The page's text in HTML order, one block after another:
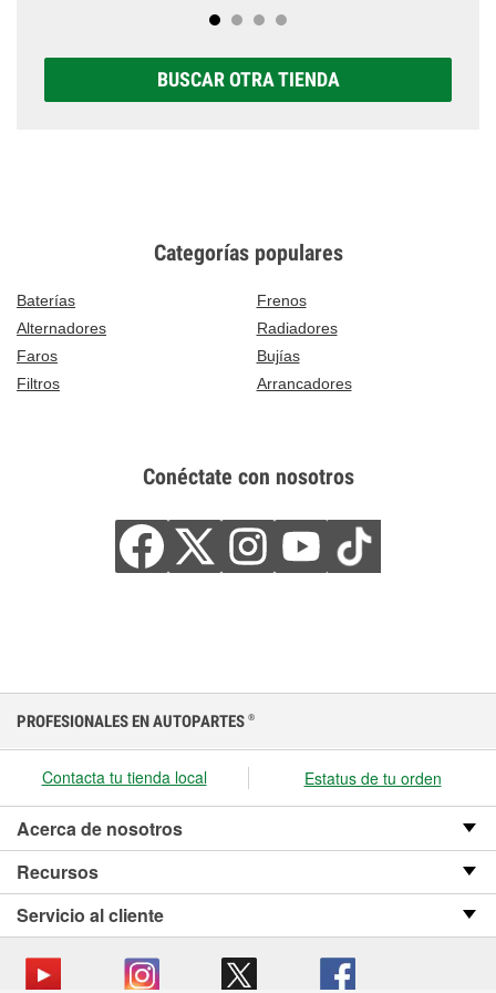
BUSCAR OTRA TIENDA
Categorías populares
Baterías
Frenos
Alternadores
Radiadores
Faros
Bujías
Filtros
Arrancadores
Conéctate con nosotros
PROFESIONALES EN AUTOPARTES ®
Contacta tu tienda local Estatus de tu orden
Acerca de nosotros
Recursos
Servicio al cliente